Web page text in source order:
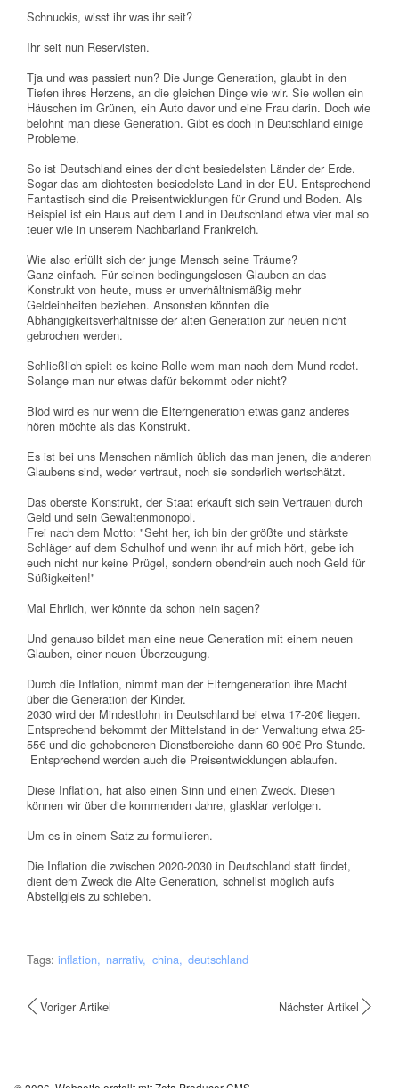
Schnuckis, wisst ihr was ihr seit?
Ihr seit nun Reservisten.
Tja und was passiert nun? Die Junge Generation, glaubt in den
Tiefen ihres Herzens, an die gleichen Dinge wie wir. Sie wollen ein
Häuschen im Grünen, ein Auto davor und eine Frau darin. Doch wie
belohnt man diese Generation. Gibt es doch in Deutschland einige
Probleme.
So ist Deutschland eines der dicht besiedelsten Länder der Erde.
Sogar das am dichtesten besiedelste Land in der EU. Entsprechend
Fantastisch sind die Preisentwicklungen für Grund und Boden. Als
Beispiel ist ein Haus auf dem Land in Deutschland etwa vier mal so
teuer wie in unserem Nachbarland Frankreich.
Wie also erfüllt sich der junge Mensch seine Träume?
Ganz einfach. Für seinen bedingungslosen Glauben an das
Konstrukt von heute, muss er unverhältnismäßig mehr
Geldeinheiten beziehen. Ansonsten könnten die
Abhängigkeitsverhältnisse der alten Generation zur neuen nicht
gebrochen werden.
Schließlich spielt es keine Rolle wem man nach dem Mund redet.
Solange man nur etwas dafür bekommt oder nicht?
Blöd wird es nur wenn die Elterngeneration etwas ganz anderes
hören möchte als das Konstrukt.
Es ist bei uns Menschen nämlich üblich das man jenen, die anderen
Glaubens sind, weder vertraut, noch sie sonderlich wertschätzt.
Das oberste Konstrukt, der Staat erkauft sich sein Vertrauen durch
Geld und sein Gewaltenmonopol.
Frei nach dem Motto: "Seht her, ich bin der größte und stärkste
Schläger auf dem Schulhof und wenn ihr auf mich hört, gebe ich
euch nicht nur keine Prügel, sondern obendrein auch noch Geld für
Süßigkeiten!"
Mal Ehrlich, wer könnte da schon nein sagen?
Und genauso bildet man eine neue Generation mit einem neuen
Glauben, einer neuen Überzeugung.
Durch die Inflation, nimmt man der Elterngeneration ihre Macht
über die Generation der Kinder.
2030 wird der Mindestlohn in Deutschland bei etwa 17-20€ liegen.
Entsprechend bekommt der Mittelstand in der Verwaltung etwa 25-
55€ und die gehobeneren Dienstbereiche dann 60-90€ Pro Stunde.
Entsprechend werden auch die Preisentwicklungen ablaufen.
Diese Inflation, hat also einen Sinn und einen Zweck. Diesen
können wir über die kommenden Jahre, glasklar verfolgen.
Um es in einem Satz zu formulieren.
Die Inflation die zwischen 2020-2030 in Deutschland statt findet,
dient dem Zweck die Alte Generation, schnellst möglich aufs
Abstellgleis zu schieben.
Tags: inflation narrativ china deutschland
Voriger Artikel Nächster Artikel